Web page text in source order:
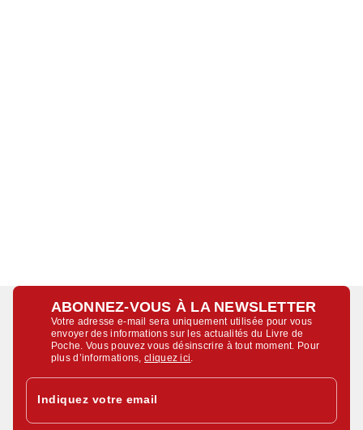
ABONNEZ-VOUS À LA NEWSLETTER
Votre adresse e-mail sera uniquement utilisée pour vous
envoyer des informations sur les actualités du Livre de
Poche. Vous pouvez vous désinscrire à tout moment. Pour
plus d’informations,cliquez ici
Indiquez votre email